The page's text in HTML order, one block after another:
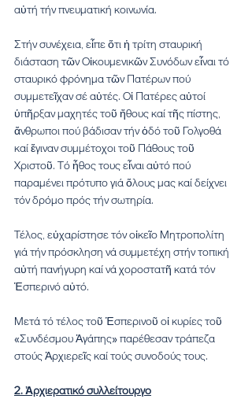
αὐτή τήν πνευματική κοινωνία.
Στήν συνέχεια, εἶπε ὅτι ἡ τρίτη σταυρική
διάσταση τῶν Οἰκουμενικῶν Συνόδων εἶναι τό
σταυρικό φρόνημα τῶν Πατέρων πού
συμμετεῖχαν σέ αὐτές. Οἱ Πατέρες αὐτοί
ὑπῆρξαν μαχητές τοῦ ἤθους καί τῆς πίστης,
ἄνθρωποι πού βάδισαν τήν ὁδό τοῦ Γολγοθά
καί ἔγιναν συμμέτοχοι τοῦ Πάθους τοῦ
Χριστοῦ. Τό ἦθος τους εἶναι αὐτό πού
παραμένει πρότυπο γιά ὅλους μας καί δείχνει
τόν δρόμο πρός τήν σωτηρία.
Τέλος, εὐχαρίστησε τόν οἰκεῖο Μητροπολίτη
γιά τήν πρόσκληση νά συμμετέχη στήν τοπική
αὐτή πανήγυρη καί νά χοροστατῆ κατά τόν
Ἑσπερινό αὐτό.
Μετά τό τέλος τοῦ Ἑσπερινοῦ οἱ κυρίες τοῦ
«Συνδέσμου Ἀγάπης» παρέθεσαν τράπεζα
στούς Ἀρχιερεῖς καί τούς συνοδούς τους.
2. Ἀρχιερατικό συλλείτουργο